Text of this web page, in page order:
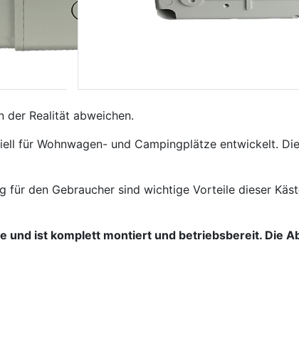
der Realität abweichen.
für Wohnwagen- und Campingplätze entwickelt.
den Gebraucher sind wichtige Vorteile dieser
und ist komplett montiert und betriebsbereit. Die